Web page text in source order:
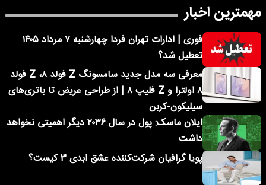
مهمترین اخبار
فوری | ادارات تهران فردا چهارشنبه ۷ مرداد ۱۴۰۵
تعطیل شد؟
معرفی سه مدل جدید سامسونگ Z فولد ۸، Z فولد
۸ اولترا و Z فلیپ ۸ | از طراحی عریض تا باتری‌های
سیلیکون-کربن
ایلان ماسک: پول در سال ۲۰۳۶ دیگر اهمیتی نخواهد
داشت
پویا گرافیان شرکت‌کننده عشق ابدی ۳ کیست؟